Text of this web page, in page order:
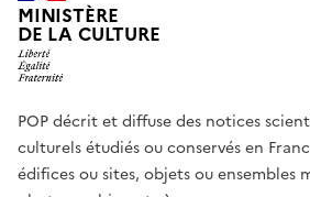
MINISTÈRE
DE LA CULTURE
POP décrit et diffuse des notices
culturels étudiés ou conservés en
édifices ou sites, objets ou ensembles